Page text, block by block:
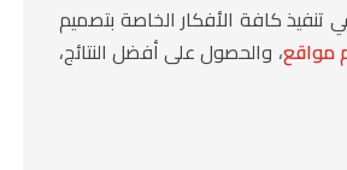
كافة الأفكار الخاصة بتصميم
مواقع، والحصول على أفضل النتائج،